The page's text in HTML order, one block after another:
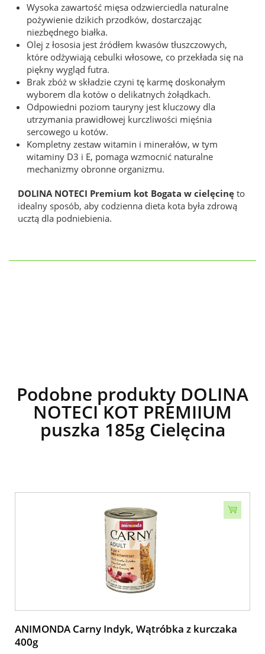
Wysoka zawartość mięsa odzwierciedla naturalne
pożywienie dzikich przodków, dostarczając
niezbędnego białka.
Olej z łososia jest źródłem kwasów tłuszczowych,
które odżywiają cebulki włosowe, co przekłada się na
piękny wygląd futra.
Brak zbóż w składzie czyni tę karmę doskonałym
wyborem dla kotów o delikatnych żołądkach.
Odpowiedni poziom tauryny jest kluczowy dla
utrzymania prawidłowej kurczliwości mięśnia
sercowego u kotów.
Kompletny zestaw witamin i minerałów, w tym
witaminy D3 i E, pomaga wzmocnić naturalne
mechanizmy obronne organizmu.
DOLINA NOTECI Premium kot Bogata w cielęcinę to
idealny sposób, aby codzienna dieta kota była zdrową
ucztą dla podniebienia.
Podobne produkty DOLINA
NOTECI KOT PREMIIUM
puszka 185g Cielęcina
ANIMONDA Carny Indyk, Wątróbka z kurczaka
400g